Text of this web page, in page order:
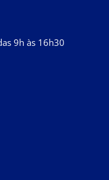
9h às 16h30